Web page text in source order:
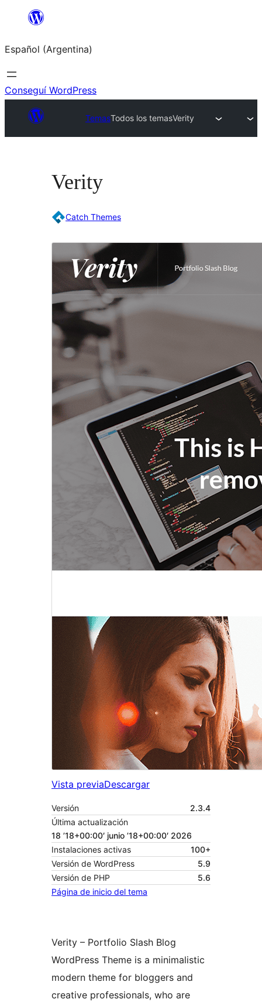
Saltar
contenido
Español (Argentina)
Conseguí WordPress
TemasTodos los temasVerity
Verity
Catch Themes
Vista previaDescargar
Versión
2.3.4
Última actualización
18 ’18+00:00′ junio ’18+00:00′ 2026
Instalaciones activas
100+
Versión de WordPress
5.9
Versión de PHP
5.6
Página de inicio del tema
Verity – Portfolio Slash Blog
WordPress Theme is a minimalistic
modern theme for bloggers and
creative professionals, who are